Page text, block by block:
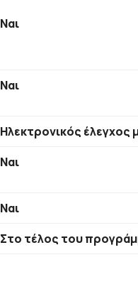
Ναι
Ναι
Ηλεκτρονικός
Ναι
Ναι
Στο τέλος του